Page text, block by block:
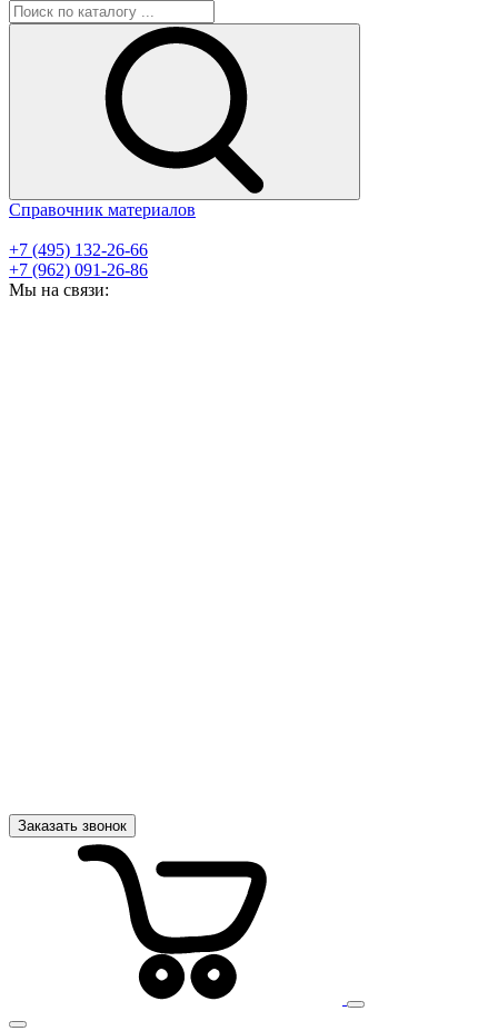
Справочник материалов
+7 (495) 132-26-66
+7 (962) 091-26-86
Мы на связи:
Заказать звонок